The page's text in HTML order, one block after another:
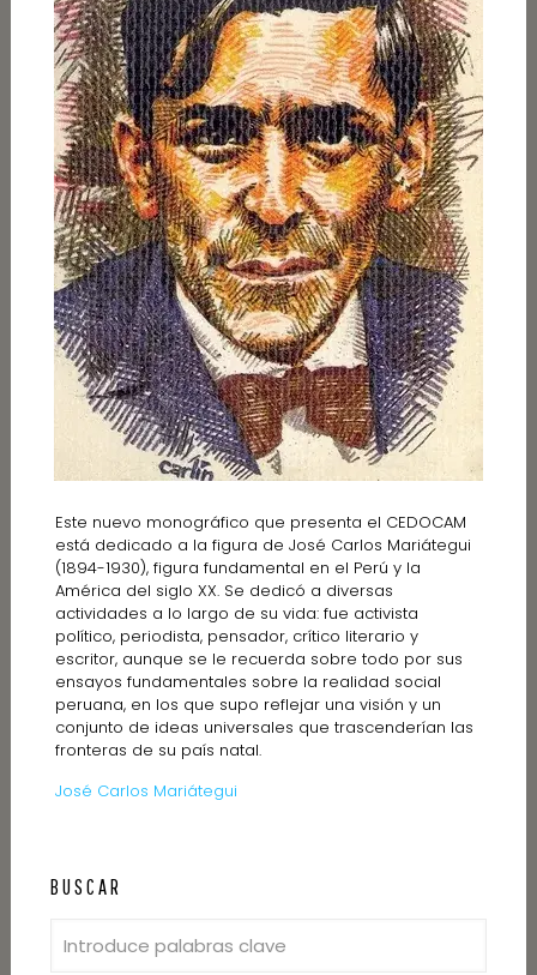
Este nuevo monográfico que presenta el CEDOCAM
está dedicado a la figura de José Carlos Mariátegui
(1894-1930), figura fundamental en el Perú y la
América del siglo XX. Se dedicó a diversas
actividades a lo largo de su vida: fue activista
político, periodista, pensador, crítico literario y
escritor, aunque se le recuerda sobre todo por sus
ensayos fundamentales sobre la realidad social
peruana, en los que supo reflejar una visión y un
conjunto de ideas universales que trascenderían las
fronteras de su país natal.
José Carlos Mariátegui
BUSCAR